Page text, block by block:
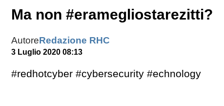
Ma non #eramegliostarezitti?
AutoreRedazione RHC
3 Luglio 2020 08:13
#redhotcyber #cybersecurity #echnology